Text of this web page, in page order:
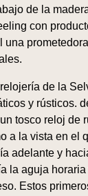
de la
con
una
de la
y rústicos.
tosco reloj de
a la vista en el
adelante y
la aguja
Estos